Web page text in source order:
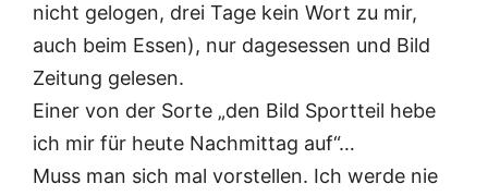
nicht gelogen, drei Tage kein Wort zu mir,
auch beim Essen), nur dagesessen und Bild
Zeitung gelesen.
Einer von der Sorte „den Bild Sportteil hebe
ich mir für heute Nachmittag auf“…
Muss man sich mal vorstellen. Ich werde nie